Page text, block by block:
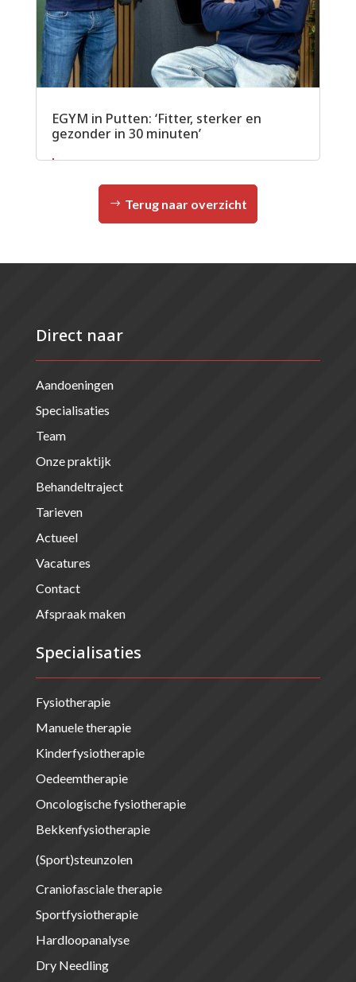
EGYM in Putten: ‘Fitter, sterker en
gezonder in 30 minuten’
Lees meer
Terug naar overzicht
Direct naar
Aandoeningen
Specialisaties
Team
Onze praktijk
Behandeltraject
Tarieven
Actueel
Vacatures
Contact
Afspraak maken
Specialisaties
Fysiotherapie
Manuele therapie
Kinderfysiotherapie
Oedeemtherapie
Oncologische fysiotherapie
Bekkenfysiotherapie
(Sport)steunzolen
Craniofasciale therapie
Sportfysiotherapie
Hardloopanalyse
Dry Needling